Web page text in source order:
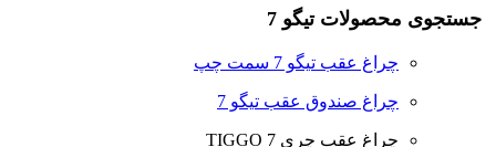
جستجوی محصولات تیگو 7
چراغ عقب تیگو 7 سمت چپ
چراغ صندوق عقب تیگو 7
چراغ عقب چری TIGGO 7